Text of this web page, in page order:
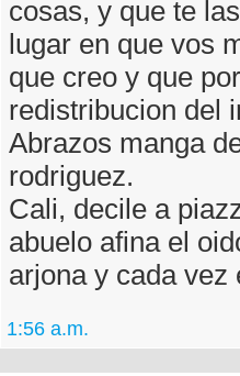
cosas, y que te
lugar en que vos
que creo y que
redistribucion del
Abrazos manga
rodriguez.
Cali, decile a
abuelo afina el
arjona y cada vez
1:56 a.m.